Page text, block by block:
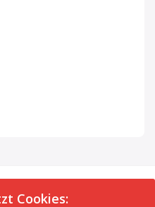
Cookies: